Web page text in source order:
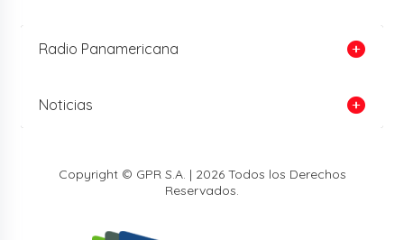
Radio Panamericana
Noticias
Copyright © GPR S.A. | 2026 Todos los Derechos
Reservados.